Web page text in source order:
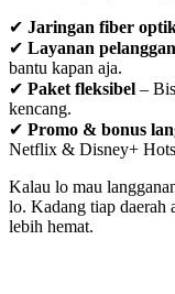
✔ Jaringan fiber
✔ Layanan
bantu kapan aja.
✔ Paket fleksibel –
kencang.
✔ Promo & bonus
Netflix & Disney+
Kalau lo mau
lo. Kadang tiap daerah
lebih hemat.